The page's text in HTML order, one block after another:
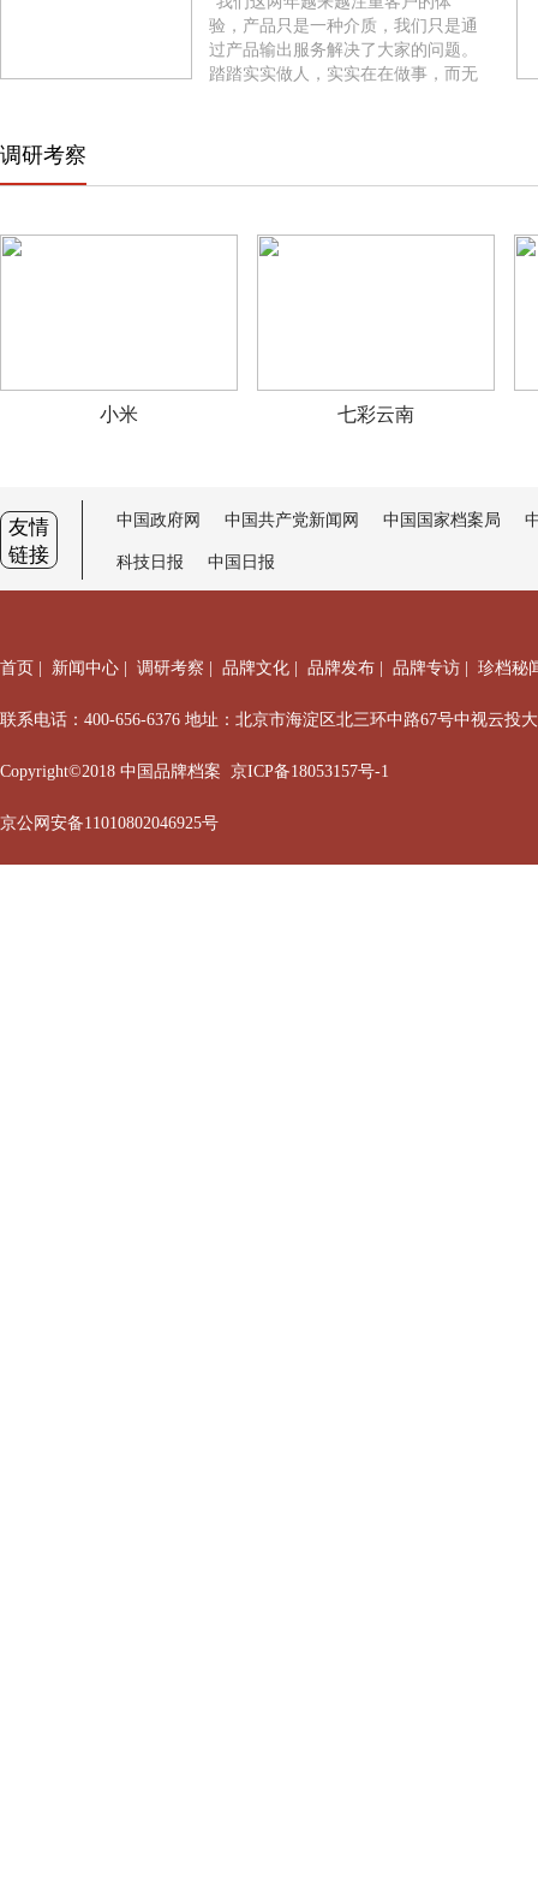
路
验，产品只是一种介质，我们只是通
过产品输出服务解决了大家的问题。
踏踏实实做人，实实在在做事，而无
调研考察
小米 七彩云南
友情
链接
中国政府网 中国共产党新闻网 中国国家档案局
科技日报 中国日报
首页 新闻中心 调研考察 品牌文化 品牌发布 品牌专访 珍档秘
联系电话：400-656-6376 地址：北京市海淀区北三环中路67号中视云投
Copyright©2018 中国品牌档案 京ICP备18053157号-1
京公网安备11010802046925号